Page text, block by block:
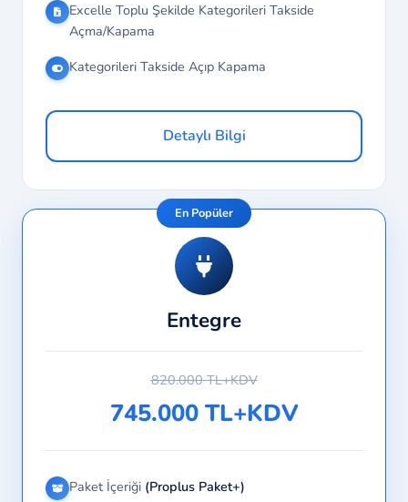
Excelle Toplu Şekilde Kategorileri Takside
Açma/Kapama
Kategorileri Takside Açıp Kapama
Detaylı Bilgi
En Popüler
Entegre
820.000 TL+KDV
745.000 TL+KDV
Paket İçeriği (Proplus Paket+)